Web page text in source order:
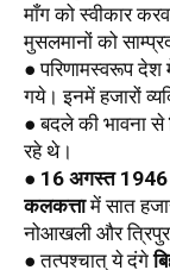
माँग को स्वीकार
मुसलमानों को
● परिणामस्वरूप देश
गये। इनमें हजारों
● बदले की भावना से
रहे थे।
● 16 अगस्त 1946
कलकत्ता में सात
नोआखली और
● तत्पश्चात् ये दंगे